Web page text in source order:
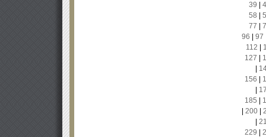
39
58
77
96
97
112
127
156
185
200|
229